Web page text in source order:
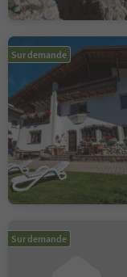
Sur demande
Sur demande